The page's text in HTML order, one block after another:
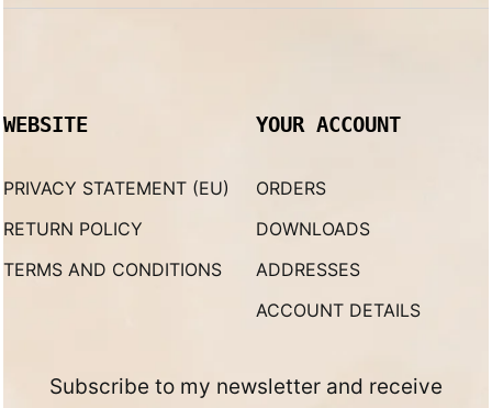
WEBSITE
PRIVACY STATEMENT (EU)
RETURN POLICY
TERMS AND CONDITIONS
YOUR ACCOUNT
ORDERS
DOWNLOADS
ADDRESSES
ACCOUNT DETAILS
Subscribe to my newsletter and receive